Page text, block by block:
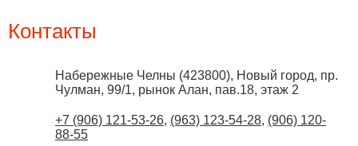
Контакты
Набережные Челны (423800), Новый город, пр.
Чулман, 99/1, рынок Алан, пав.18, этаж 2
+7 (906) 121-53-26, (963) 123-54-28, (906) 120-
88-55